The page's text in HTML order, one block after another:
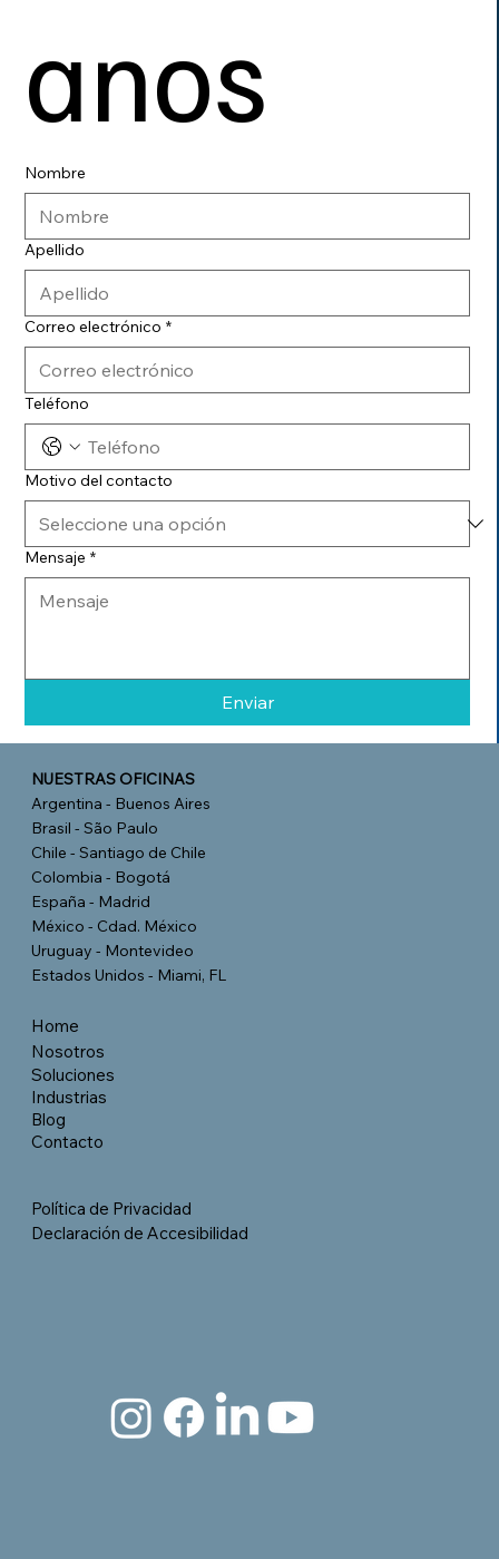
anos
Nombre
Apellido
Correo electrónico *
Teléfono
Motivo del contacto
Mensaje *
Enviar
NUESTRAS OFICINAS
Argentina - Buenos Aires
Brasil - São Paulo
Chile - Santiago de Chile
Colombia - Bogotá
España - Madrid
México - Cdad. México
Uruguay - Montevideo
Estados Unidos - Miami, FL
Home
Nosotros
Soluciones
Industrias
Blog
Contacto
Política de Privacidad
Declaración de Accesibilidad